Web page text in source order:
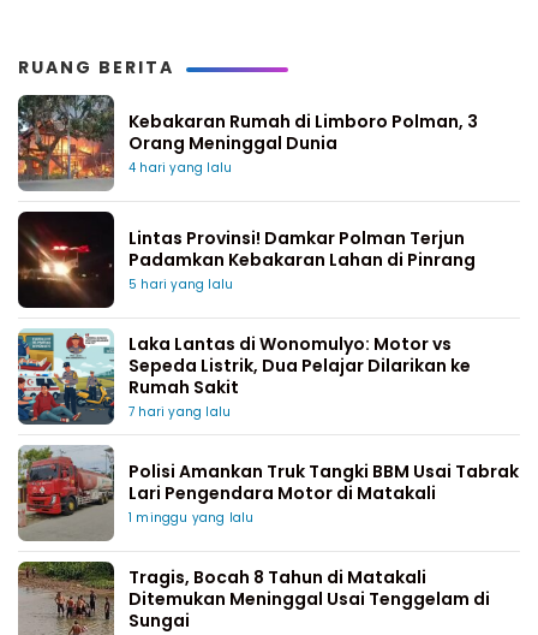
RUANG BERITA
Kebakaran Rumah di Limboro Polman, 3
Orang Meninggal Dunia
4 hari yang lalu
Lintas Provinsi! Damkar Polman Terjun
Padamkan Kebakaran Lahan di Pinrang
5 hari yang lalu
Laka Lantas di Wonomulyo: Motor vs
Sepeda Listrik, Dua Pelajar Dilarikan ke
Rumah Sakit
7 hari yang lalu
Polisi Amankan Truk Tangki BBM Usai Tabrak
Lari Pengendara Motor di Matakali
1 minggu yang lalu
Tragis, Bocah 8 Tahun di Matakali
Ditemukan Meninggal Usai Tenggelam di
Sungai